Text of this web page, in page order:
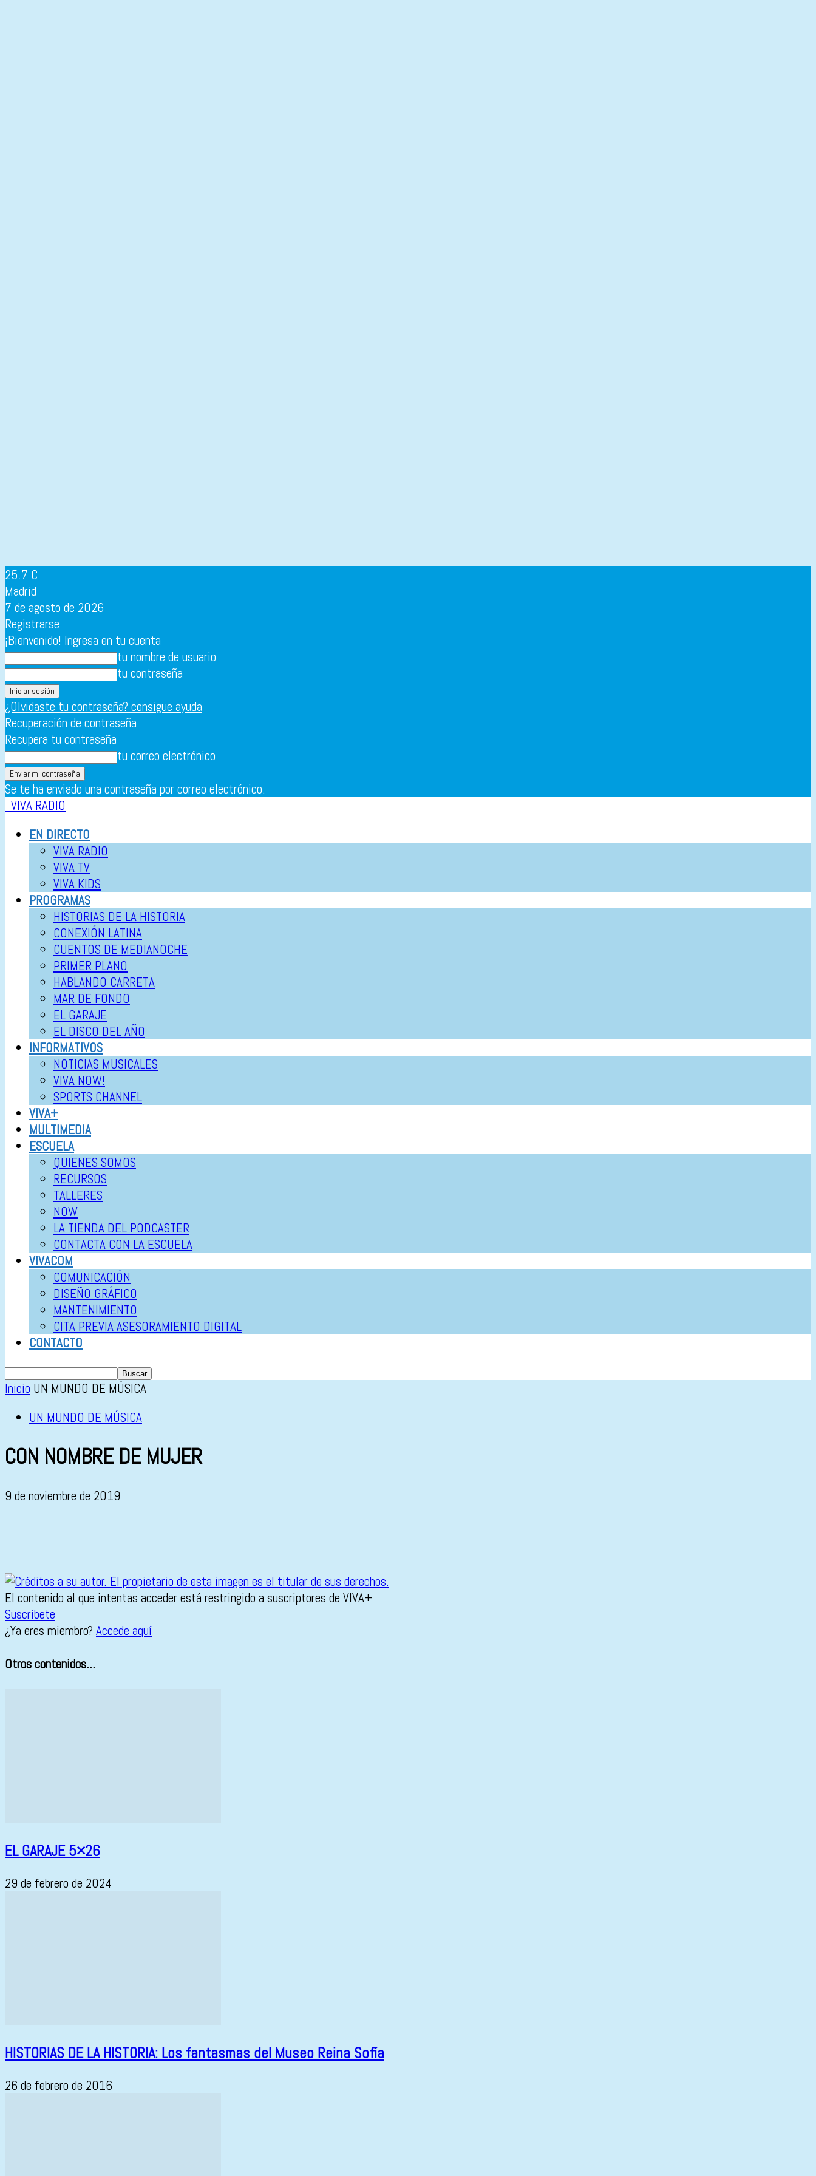
25.7 C
Madrid
7 de agosto de 2026
Registrarse
¡Bienvenido! Ingresa en tu cuenta
tu nombre de usuario
tu contraseña
¿Olvidaste tu contraseña? consigue ayuda
Recuperación de contraseña
Recupera tu contraseña
tu correo electrónico
Se te ha enviado una contraseña por correo electrónico.
VIVA RADIO
EN DIRECTO
VIVA RADIO
VIVA TV
VIVA KIDS
PROGRAMAS
HISTORIAS DE LA HISTORIA
CONEXIÓN LATINA
CUENTOS DE MEDIANOCHE
PRIMER PLANO
HABLANDO CARRETA
MAR DE FONDO
EL GARAJE
EL DISCO DEL AÑO
INFORMATIVOS
NOTICIAS MUSICALES
VIVA NOW!
SPORTS CHANNEL
VIVA+
MULTIMEDIA
ESCUELA
QUIENES SOMOS
RECURSOS
TALLERES
NOW
LA TIENDA DEL PODCASTER
CONTACTA CON LA ESCUELA
VIVACOM
COMUNICACIÓN
DISEÑO GRÁFICO
MANTENIMIENTO
CITA PREVIA ASESORAMIENTO DIGITAL
CONTACTO
Inicio UN MUNDO DE MÚSICA
UN MUNDO DE MÚSICA
CON NOMBRE DE MUJER
9 de noviembre de 2019
El contenido al que intentas acceder está restringido a suscriptores de VIVA+
Suscríbete
¿Ya eres miembro? Accede aquí
Otros contenidos...
EL GARAJE 5×26
29 de febrero de 2024
HISTORIAS DE LA HISTORIA: Los fantasmas del Museo Reina Sofía
26 de febrero de 2016